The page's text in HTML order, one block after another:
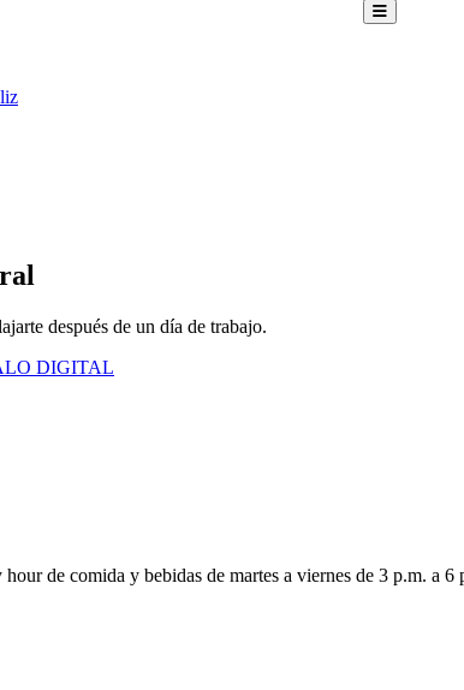
después de un día de trabajo.
DIGITAL
de comida y bebidas de martes a viernes de 3 p.m. a 6